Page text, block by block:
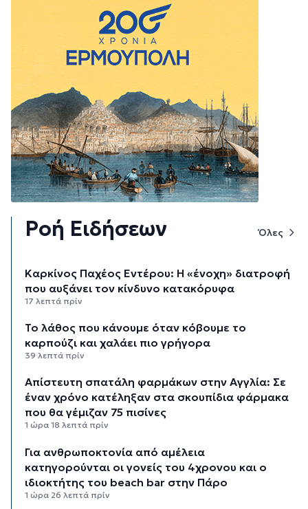
Ροή Ειδήσεων Όλες
Καρκίνος Παχέος Εντέρου: Η «ένοχη» διατροφή
που αυξάνει τον κίνδυνο κατακόρυφα
17 λεπτά πρίν
Το λάθος που κάνουμε όταν κόβουμε το
καρπούζι και χαλάει πιο γρήγορα
39 λεπτά πρίν
Απίστευτη σπατάλη φαρμάκων στην Αγγλία: Σε
έναν χρόνο κατέληξαν στα σκουπίδια φάρμακα
που θα γέμιζαν 75 πισίνες
1 ώρα 18 λεπτά πρίν
Για ανθρωποκτονία από αμέλεια
κατηγορούνται οι γονείς του 4χρονου και ο
ιδιοκτήτης του beach bar στην Πάρο
1 ώρα 26 λεπτά πρίν